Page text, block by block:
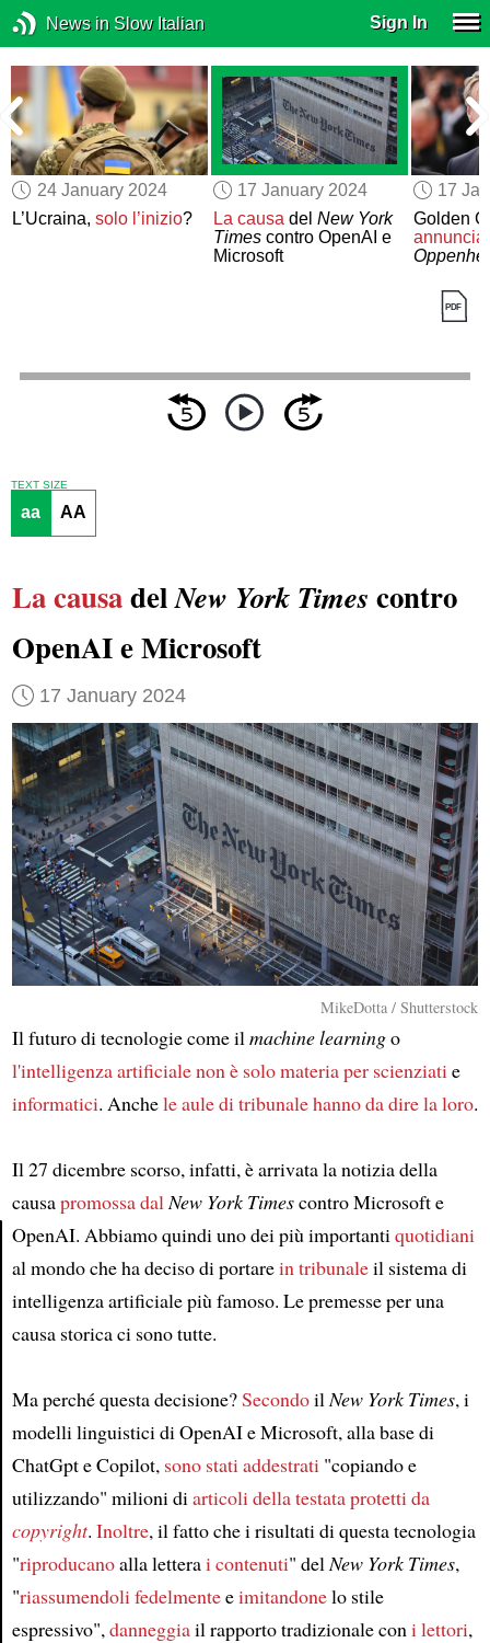
News in Slow Italian Sign In
24 January 2024
L’Ucraina,solo l’inizio?
17 January 2024
La causadel New York
Timescontro OpenAI e
Microsoft
17
Golden
TEXT SIZE
aa AA
La causadelNew York Times contro
OpenAI e Microsoft
17 January 2024
MikeDotta / Shutterstock
Il futuro di tecnologie come ilmachine learningo
l'intelligenza artificialenon è solo materia per scienziatie
informatici. Anchele aule di tribunalehanno da dire la loro.
Il 27 dicembre scorso, infatti, è arrivata la notizia della
causapromossa dalNew York Timescontro Microsoft e
OpenAI. Abbiamo quindi uno dei più importantiquotidiani
al mondo che ha deciso di portarein tribunaleil sistema di
intelligenza artificiale più famoso. Le premesse per una
causa storica ci sono tutte.
Ma perché questa decisione?SecondoilNew York Times, i
modelli linguistici di OpenAI e Microsoft, alla base di
ChatGpt e Copilot, sono stati addestrati"copiando e
utilizzando" milioni diarticoli della testata protetti da
copyright. Inoltre, il fatto che i risultati di questa tecnologia
"riproducanoalla letterai contenuti" delNew York Times,
"riassumendoli fedelmenteeimitandonelo stile
espressivo",danneggiail rapporto tradizionale coni lettori,